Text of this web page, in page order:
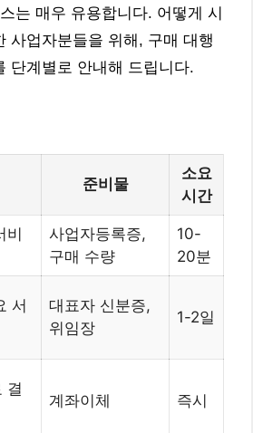
는 매우 유용합니다. 어떻게 시
사업자분들을 위해, 구매 대행
단계별로 안내해 드립니다.
준비물
소요
시간
비
사업자등록증,
구매 수량
10-
20분
서
대표자 신분증,
위임장
1-2일
결
계좌이체 즉시